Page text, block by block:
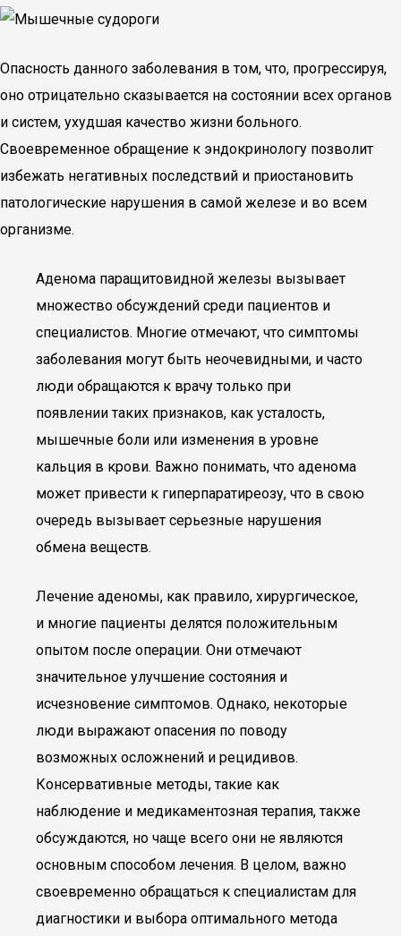
Опасность данного заболевания в том, что, прогрессируя,
оно отрицательно сказывается на состоянии всех органов
и систем, ухудшая качество жизни больного.
Своевременное обращение к эндокринологу позволит
избежать негативных последствий и приостановить
патологические нарушения в самой железе и во всем
организме.
Аденома паращитовидной железы вызывает
множество обсуждений среди пациентов и
специалистов. Многие отмечают, что симптомы
заболевания могут быть неочевидными, и часто
люди обращаются к врачу только при
появлении таких признаков, как усталость,
мышечные боли или изменения в уровне
кальция в крови. Важно понимать, что аденома
может привести к гиперпаратиреозу, что в свою
очередь вызывает серьезные нарушения
обмена веществ.
Лечение аденомы, как правило, хирургическое,
и многие пациенты делятся положительным
опытом после операции. Они отмечают
значительное улучшение состояния и
исчезновение симптомов. Однако, некоторые
люди выражают опасения по поводу
возможных осложнений и рецидивов.
Консервативные методы, такие как
наблюдение и медикаментозная терапия, также
обсуждаются, но чаще всего они не являются
основным способом лечения. В целом, важно
своевременно обращаться к специалистам для
диагностики и выбора оптимального метода